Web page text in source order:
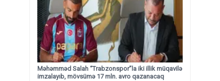
Məhəmməd Salah “Trabzonspor”la iki illik müqavilə
imzalayıb, mövsümə 17 mln. avro qazanacaq